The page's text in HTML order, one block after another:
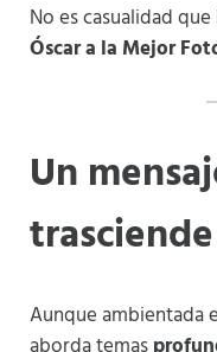
No es casualidad
Óscar a la Mejor
Un
Aunque ambientada